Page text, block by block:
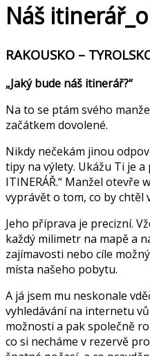
Náš
RAKOUSKO –
„Jaký bude náš itinerář?“
Na to se ptám svého
začátkem dovolené.
Nikdy nečekám jinou
tipy na výlety. Ukážu Ti je a
ITINERÁŘ.“ Manžel otevře
vyprávět o tom, co by chtěl
Jeho příprava je precizní.
každý milimetr na mapě a
zajímavosti nebo cíle
místa našeho pobytu.
A já jsem mu neskonale
vyhledávání na internetu
možnosti a pak společně
co si necháme v rezervě